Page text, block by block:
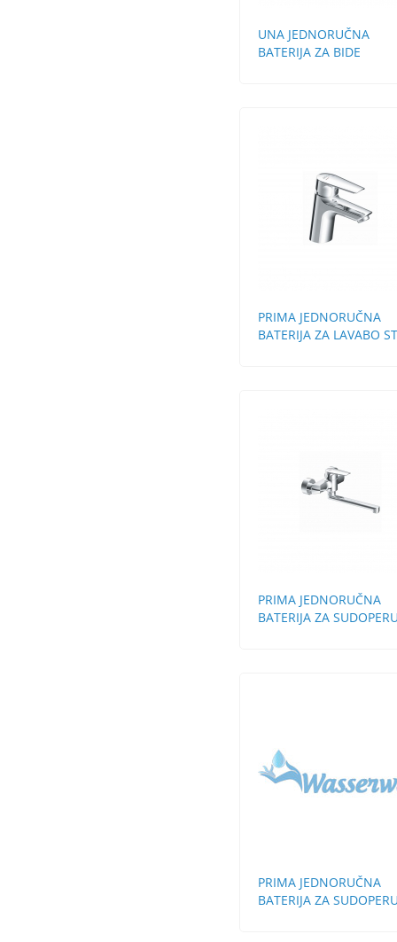
UNA JEDNORUČNA
BATERIJA ZA BIDE
PRIMA JEDNORUČNA
BATERIJA ZA LAVABO
PRIMA JEDNORUČNA
BATERIJA ZA
PRIMA JEDNORUČNA
BATERIJA ZA